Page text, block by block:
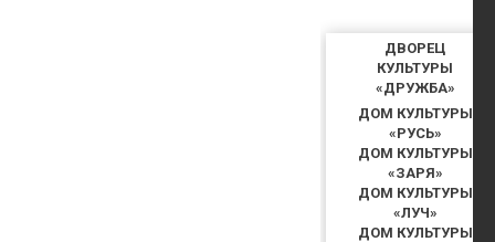
ДВОРЕЦ
КУЛЬТУРЫ
«ДРУЖБА»
ДОМ КУЛЬТУРЫ
«РУСЬ»
ДОМ КУЛЬТУРЫ
«ЗАРЯ»
ДОМ КУЛЬТУРЫ
«ЛУЧ»
ДОМ КУЛЬТУРЫ